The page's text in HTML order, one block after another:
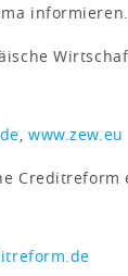
informieren.
,www.zew.eu
Creditreform